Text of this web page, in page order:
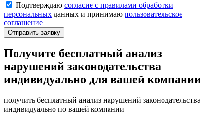
Подтверждаю согласие с правилами обработки
персональных данных и принимаю пользовательское
соглашение
Отправить заявку
Получите бесплатный анализ
нарушений законодательства
индивидуально для вашей компании
получить бесплатный анализ нарушений законодательства
индивидуально по вашей компании